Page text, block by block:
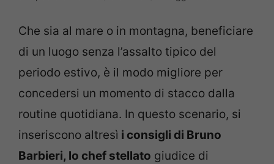
Che sia al mare o in montagna, beneficiare
di un luogo senza l’assalto tipico del
periodo estivo, è il modo migliore per
concedersi un momento di stacco dalla
routine quotidiana. In questo scenario, si
inseriscono altresì i consigli di Bruno
Barbieri, lo chef stellato giudice di